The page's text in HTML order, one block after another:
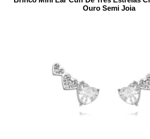
Ouro Semi Joia